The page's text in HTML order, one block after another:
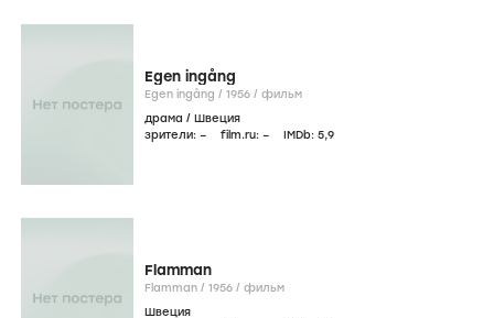
Egen ingång
Egen ingång / 1956 / фильм
драма / Швеция
зрители: – film.ru: – IMDb: 5,9
Flamman
Flamman / 1956 / фильм
Швеция